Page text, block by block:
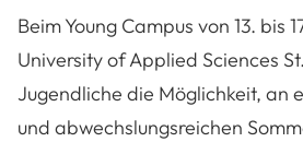
Beim Young Campus von 13. bis
University of Applied Sciences
Jugendliche die Möglichkeit, an
und abwechslungsreichen